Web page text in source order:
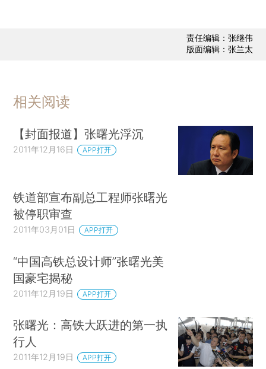
责任编辑：张继伟
版面编辑：张兰太
相关阅读
【封面报道】张曙光浮沉
2011年12月16日 APP打开
铁道部宣布副总工程师张曙光
被停职审查
2011年03月01日 APP打开
“中国高铁总设计师”张曙光美
国豪宅揭秘
2011年12月19日 APP打开
张曙光：高铁大跃进的第一执
行人
2011年12月19日 APP打开